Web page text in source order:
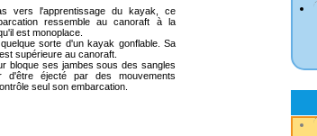
vers l'apprentissage du kayak, ce
ressemble au canoraft à la
est monoplace.
sorte d'un kayak gonflable. Sa
supérieure au canoraft.
bloque ses jambes sous des sangles
d'être éjecté par des mouvements
seul son embarcation.